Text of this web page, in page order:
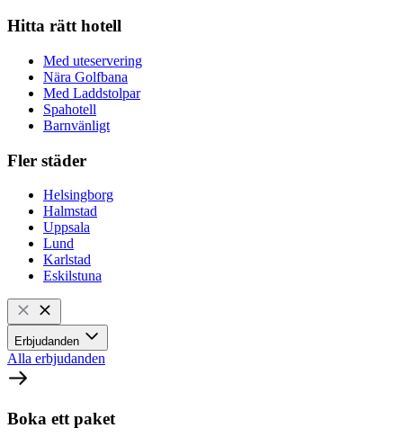
Hitta rätt hotell
Med uteservering
Nära Golfbana
Med Laddstolpar
Spahotell
Barnvänligt
Fler städer
Helsingborg
Halmstad
Uppsala
Lund
Karlstad
Eskilstuna
Erbjudanden
Alla erbjudanden
Boka ett paket